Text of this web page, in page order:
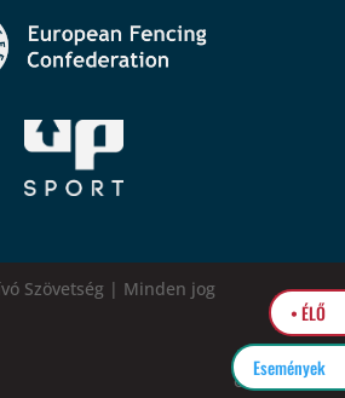
Szövetség | Minden jog
easytel
• ÉLŐ
Események